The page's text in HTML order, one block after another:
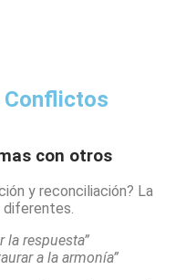
Conflictos
con otros
y reconciliación? La
diferentes.
la respuesta”
a la armonía”